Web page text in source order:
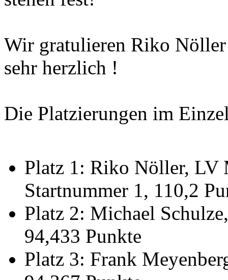
Wir gratulieren Riko Nöller
sehr herzlich !
Die Platzierungen im
Platz 1: Riko Nöller, LV
Startnummer 1, 110,2
Platz 2: Michael
94,433 Punkte
Platz 3: Frank